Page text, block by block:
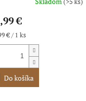
€
€ / 1 ks
Do košíka